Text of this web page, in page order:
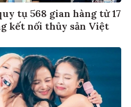
tụ 568 gian hàng từ 17
kết nối thủy sản Việt